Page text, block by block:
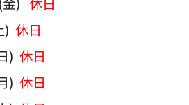
) 休日
休日
休日